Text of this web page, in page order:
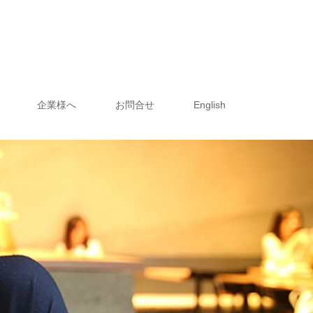
企業様へ お問合せ English